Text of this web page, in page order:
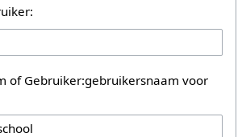
of Gebruiker:gebruikersnaam voor